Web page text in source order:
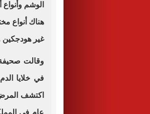
الوشم
هناك أنواع
غير هودجكين
وقالت صحيفة
في خلايا